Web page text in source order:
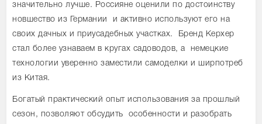
значительно лучше. Россияне оценили по достоинству
новшество из Германии и активно используют его на
своих дачных и приусадебных участках. Бренд Керхер
стал более узнаваем в кругах садоводов, а немецкие
технологии уверенно заместили самоделки и ширпотреб
из Китая.
Богатый практический опыт использования за прошлый
сезон, позволяют обсудить особенности и разобрать